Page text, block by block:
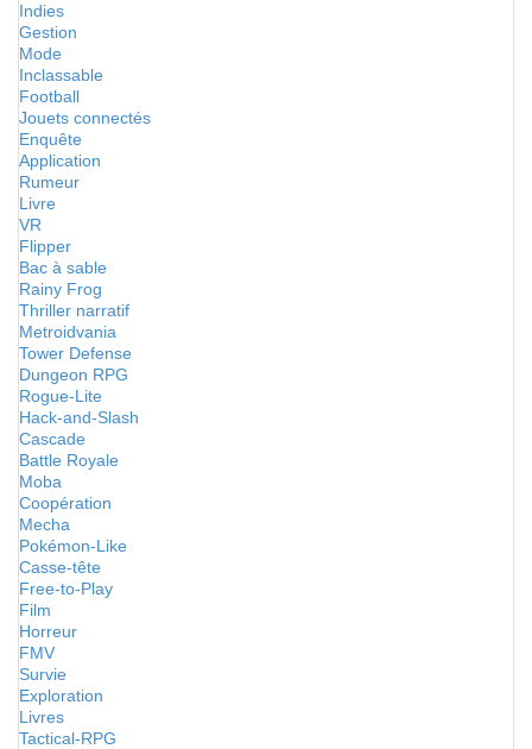
Indies
Gestion
Mode
Inclassable
Football
Jouets connectés
Enquête
Application
Rumeur
Livre
VR
Flipper
Bac à sable
Rainy Frog
Thriller narratif
Metroidvania
Tower Defense
Dungeon RPG
Rogue-Lite
Hack-and-Slash
Cascade
Battle Royale
Moba
Coopération
Mecha
Pokémon-Like
Casse-tête
Free-to-Play
Film
Horreur
FMV
Survie
Exploration
Livres
Tactical-RPG